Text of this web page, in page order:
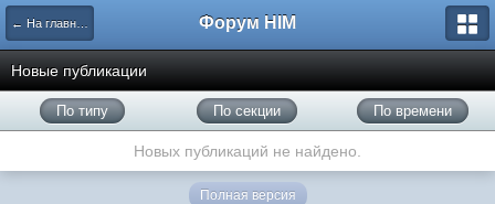
← На главную Форум HIM
Новые публикации
По типу По секции По времени
Новых публикаций не найдено.
Полная версия